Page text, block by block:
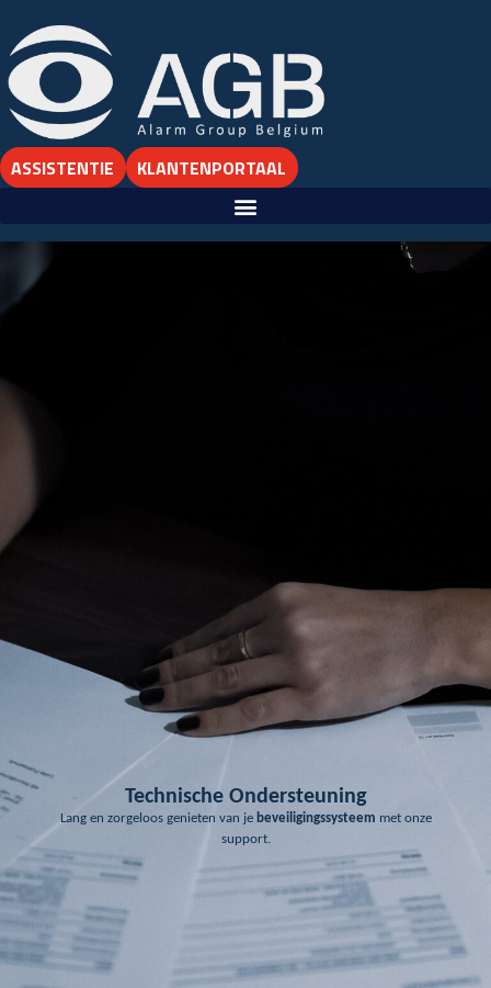
ASSISTENTIE KLANTENPORTAAL
Technische Ondersteuning
Lang en zorgeloos genieten van je beveiligingssysteem met onze
support.